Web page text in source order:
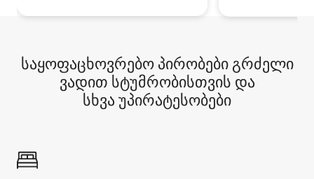
საყოფაცხოვრებო პირობები გრძელი
ვადით სტუმრობისთვის და
სხვა უპირატესობები